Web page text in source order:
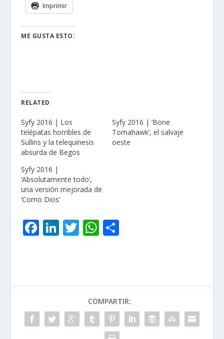
Imprimir
ME GUSTA ESTO:
RELATED
Syfy 2016 | Los
telépatas horribles de
Sullins y la telequinesis
absurda de Begos
Syfy 2016 | ‘Bone
Tomahawk’, el salvaje
oeste
Syfy 2016 |
‘Absolutamente todo’,
una versión mejorada de
‘Como Dios’
F
o
o
k
Li
dI
n
T W
A
p
p
ar
ti
r
COMPARTIR: